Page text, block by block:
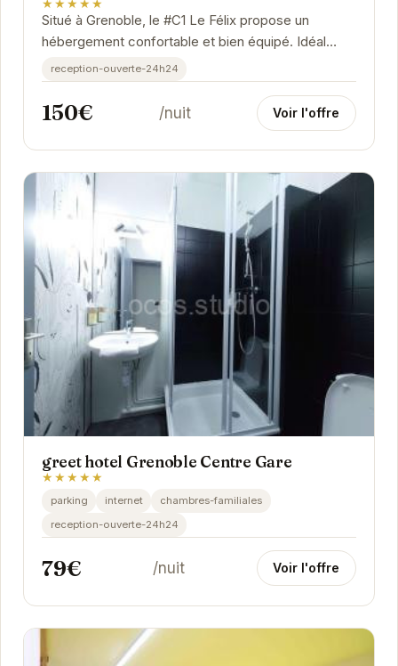
★★★★★
Situé à Grenoble, le #C1 Le Félix propose un
hébergement confortable et bien équipé. Idéal
pour les voyageurs d'affaires ou de loisirs.
reception-ouverte-24h24
150€ /nuit Voir l'offre
greet hotel Grenoble Centre Gare
★★★★★
parking internet
chambres-familiales
reception-ouverte-24h24
79€ /nuit Voir l'offre